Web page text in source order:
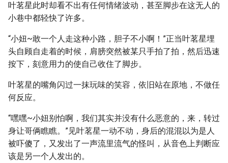
叶茗星此时却看不出有任何情绪波动，甚至脚步在这无人的
小巷中都轻快了许多。
“小妞~敢一个人走这种小路，胆子不小啊！”正当叶茗星埋
头自顾自走着的时候，肩膀突然被某只手拍了拍，然后迅速
按下，刻意用力的使自己收住了脚步。
叶茗星的嘴角闪过一抹玩味的笑容，依旧站在原地，不做任
何反应。
“嘿嘿~小妞别怕啊，我们其实并没有什么恶意的，来，转过
身让哥俩瞧瞧。”见叶茗星一动不动，身后的混混以为是人
被吓傻了，又发出了一声流里流气的怪叫，从音色上判断应
该是另一个人发出的。